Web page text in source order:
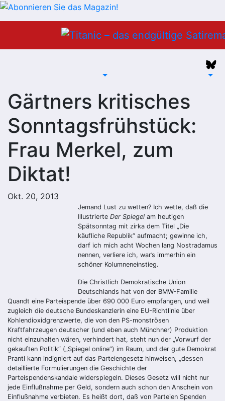
Gärtners kritisches
Sonntagsfrühstück:
Frau Merkel, zum
Diktat!
Okt. 20, 2013
Jemand Lust zu wetten? Ich wette, daß die
Illustrierte Der Spiegel am heutigen
Spätsonntag mit zirka dem Titel „Die
käufliche Republik“ aufmacht; gewinne ich,
darf ich mich acht Wochen lang Nostradamus
nennen, verliere ich, war’s immerhin ein
schöner Kolumneneinstieg.
Die Christlich Demokratische Union
Deutschlands hat von der BMW-Familie
Quandt eine Parteispende über 690 000 Euro empfangen, und weil
zugleich die deutsche Bundeskanzlerin eine EU-Richtlinie über
Kohlendioxidgrenzwerte, die von den PS-monströsen
Kraftfahrzeugen deutscher (und eben auch Münchner) Produktion
nicht einzuhalten wären, verhindert hat, steht nun der „Vorwurf der
gekauften Politik“ („Spiegel online“) im Raum, und der gute Demokrat
Prantl kann indigniert auf das Parteiengesetz hinweisen, „dessen
detaillierte Formulierungen die Geschichte der
Parteispendenskandale widerspiegeln. Dieses Gesetz will nicht nur
jede Einflußnahme per Geld, sondern auch schon den Anschein von
Einflußnahme verbieten. Es heißt dort, daß von Parteien Spenden